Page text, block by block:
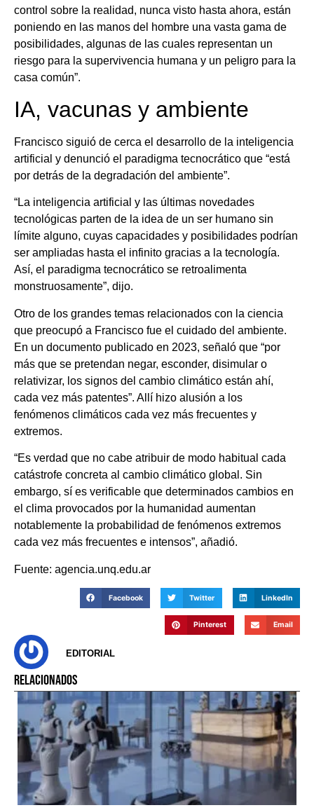
control sobre la realidad, nunca visto hasta ahora, están
poniendo en las manos del hombre una vasta gama de
posibilidades, algunas de las cuales representan un
riesgo para la supervivencia humana y un peligro para la
casa común”.
IA, vacunas y ambiente
Francisco siguió de cerca el desarrollo de la inteligencia
artificial y denunció el paradigma tecnocrático que “está
por detrás de la degradación del ambiente”.
“La inteligencia artificial y las últimas novedades
tecnológicas parten de la idea de un ser humano sin
límite alguno, cuyas capacidades y posibilidades podrían
ser ampliadas hasta el infinito gracias a la tecnología.
Así, el paradigma tecnocrático se retroalimenta
monstruosamente”, dijo.
Otro de los grandes temas relacionados con la ciencia
que preocupó a Francisco fue el cuidado del ambiente.
En un documento publicado en 2023, señaló que “por
más que se pretendan negar, esconder, disimular o
relativizar, los signos del cambio climático están ahí,
cada vez más patentes”. Allí hizo alusión a los
fenómenos climáticos cada vez más frecuentes y
extremos.
“Es verdad que no cabe atribuir de modo habitual cada
catástrofe concreta al cambio climático global. Sin
embargo, sí es verificable que determinados cambios en
el clima provocados por la humanidad aumentan
notablemente la probabilidad de fenómenos extremos
cada vez más frecuentes e intensos”, añadió.
Fuente: agencia.unq.edu.ar
Facebook Twitter LinkedIn
Pinterest Email
EDITORIAL
RELACIONADOS